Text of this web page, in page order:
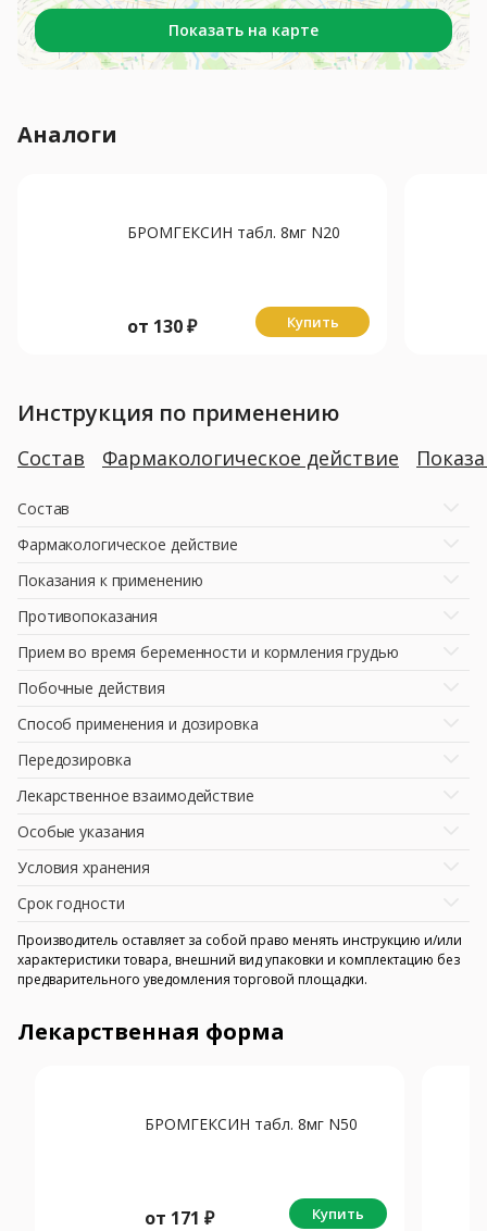
Показать на карте
Аналоги
БРОМГЕКСИН табл. 8мг N20
от 130₽ Купить
Инструкция по применению
Состав Фармакологическое действие
Состав
Фармакологическое действие
Показания к применению
Противопоказания
Прием во время беременности и кормления грудью
Побочные действия
Способ применения и дозировка
Передозировка
Лекарственное взаимодействие
Особые указания
Условия хранения
Срок годности
Производитель оставляет за собой право менять инструкцию и/или
характеристики товара, внешний вид упаковки и комплектацию без
предварительного уведомления торговой площадки.
Лекарственная форма
БРОМГЕКСИН табл. 8мг N50
от 171 ₽ Купить